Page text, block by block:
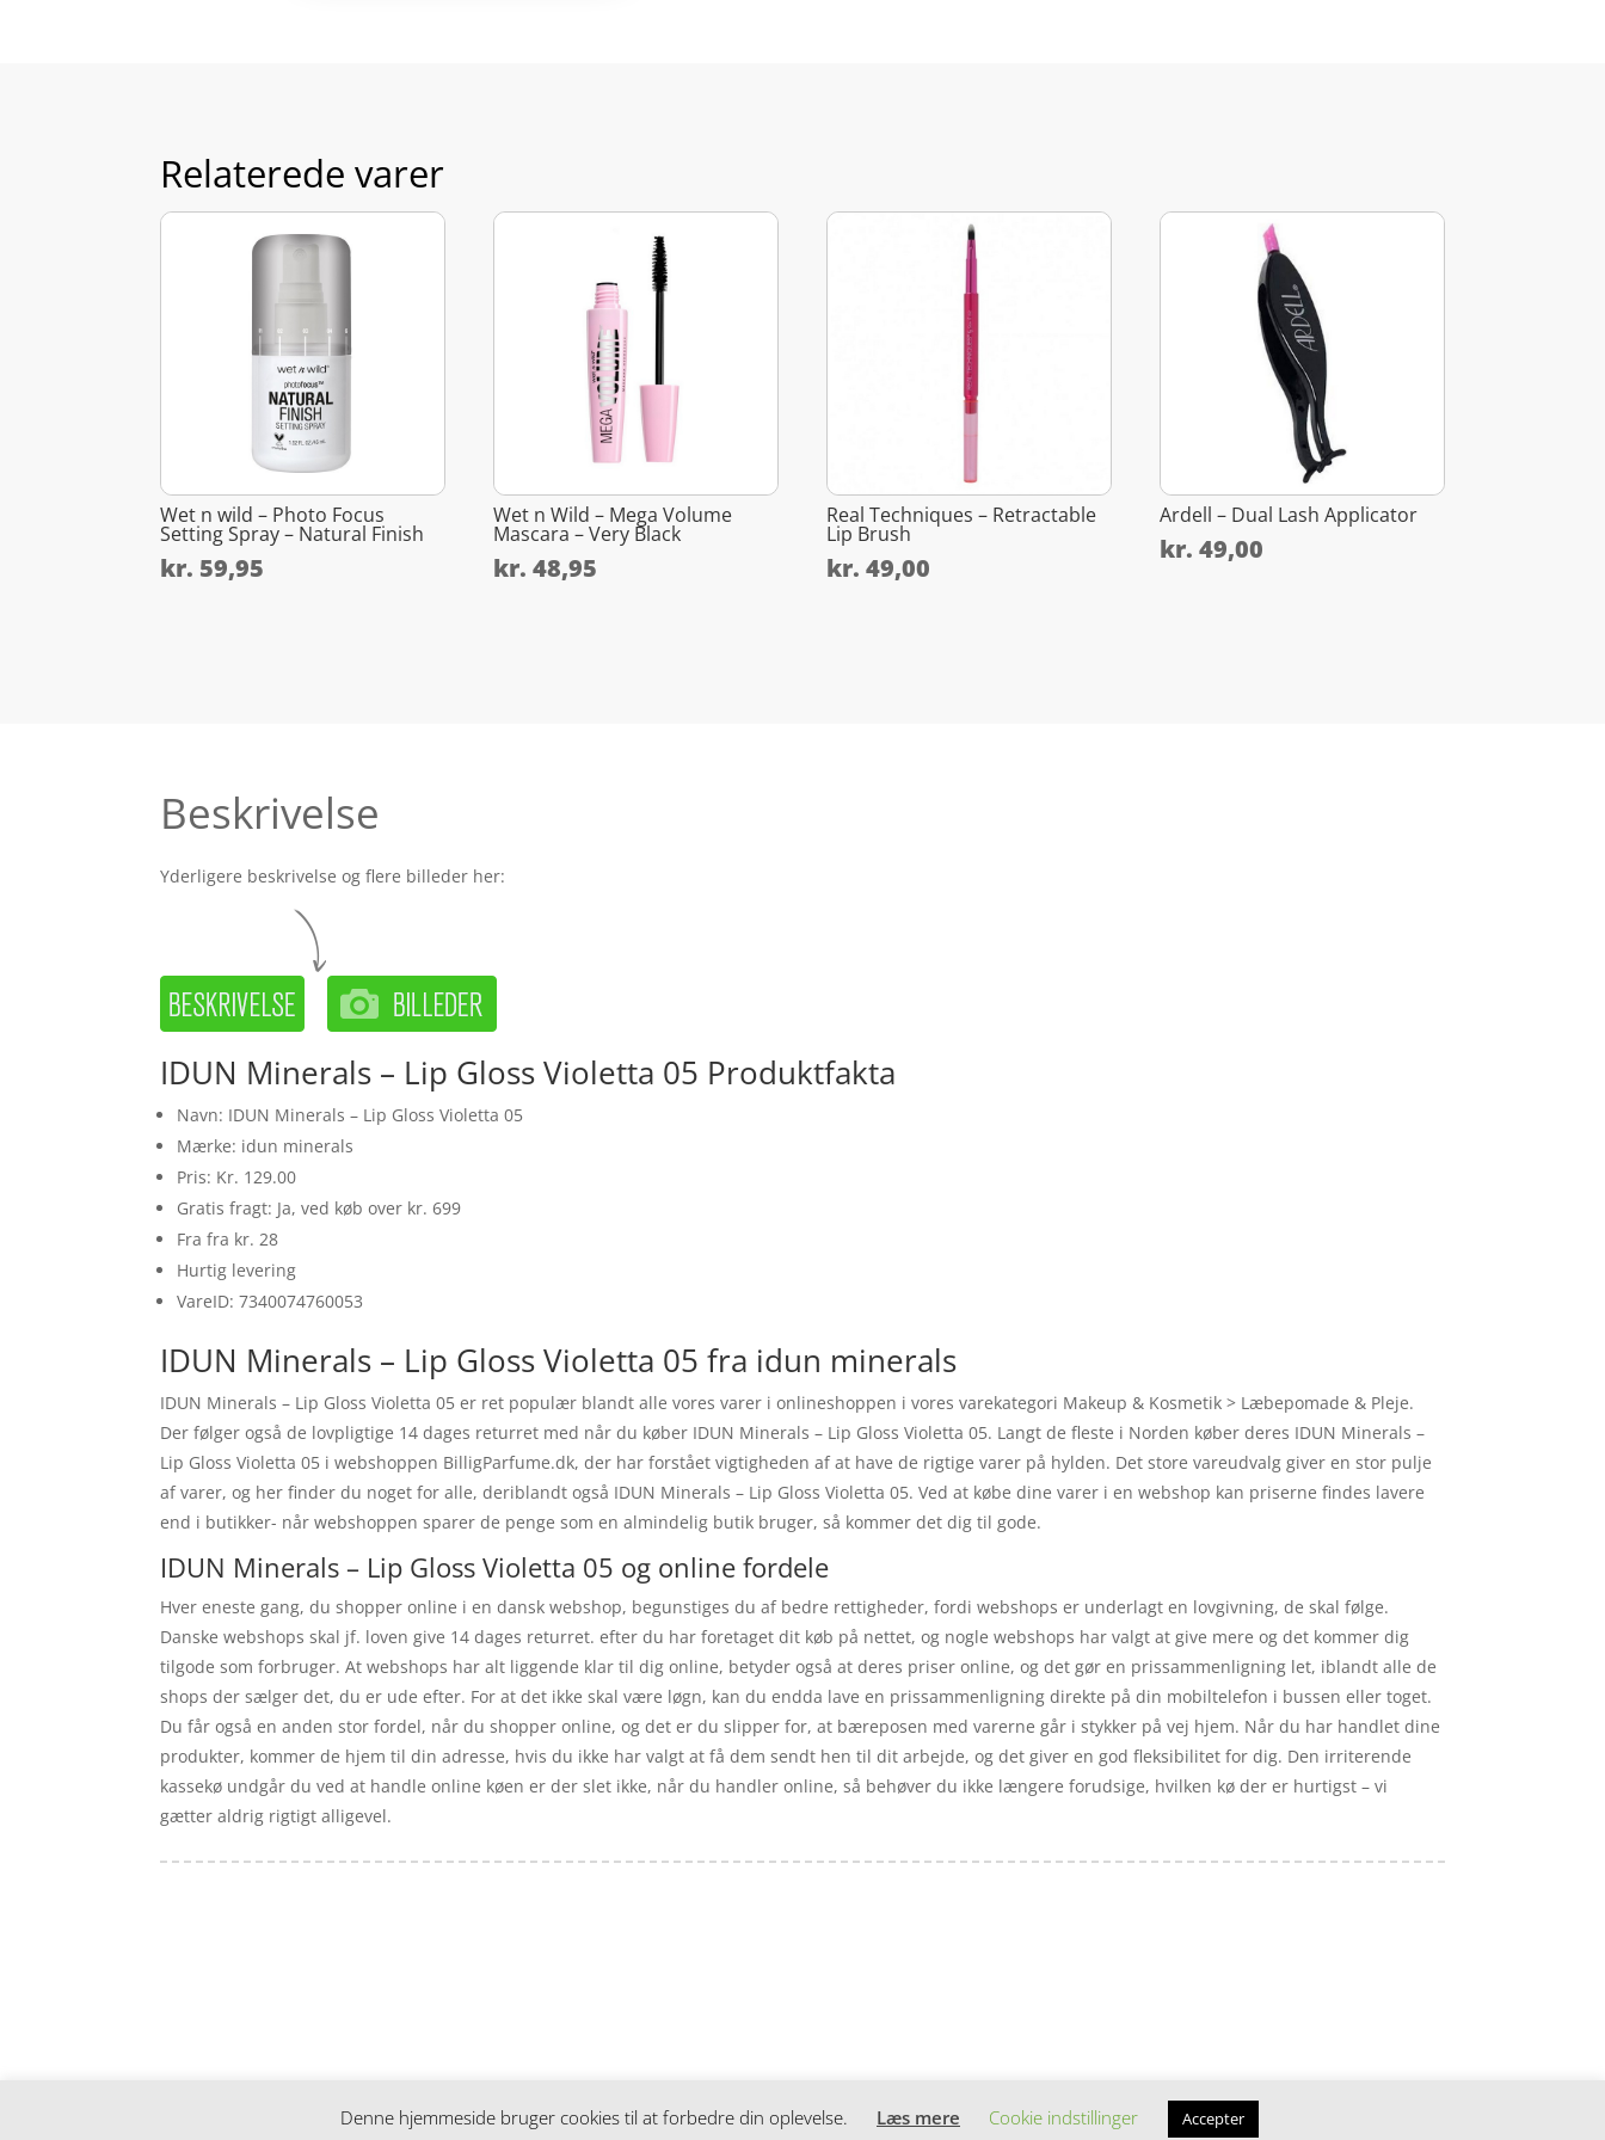
Relaterede varer
Wet n wild – Photo Focus
Setting Spray – Natural Finish
kr. 59,95
Wet n Wild – Mega Volume
Mascara – Very Black
kr. 48,95
Real Techniques – Retractable
Lip Brush
kr. 49,00
Ardell – Dual Lash Applicator
kr. 49,00
Beskrivelse
Yderligere beskrivelse og flere billeder her:
IDUN Minerals – Lip Gloss Violetta 05 Produktfakta
Navn: IDUN Minerals – Lip Gloss Violetta 05
Mærke: idun minerals
Pris: Kr. 129.00
Gratis fragt: Ja, ved køb over kr. 699
Fra fra kr. 28
Hurtig levering
VareID: 7340074760053
IDUN Minerals – Lip Gloss Violetta 05 fra idun minerals
IDUN Minerals – Lip Gloss Violetta 05 er ret populær blandt alle vores varer i onlineshoppen i vores varekategori Makeup & Kosmetik > Læbepomade & Pleje.
Der følger også de lovpligtige 14 dages returret med når du køber IDUN Minerals – Lip Gloss Violetta 05. Langt de fleste i Norden køber deres IDUN Minerals –
Lip Gloss Violetta 05 i webshoppen BilligParfume.dk, der har forstået vigtigheden af at have de rigtige varer på hylden. Det store vareudvalg giver en stor pulje
af varer, og her finder du noget for alle, deriblandt også IDUN Minerals – Lip Gloss Violetta 05. Ved at købe dine varer i en webshop kan priserne findes lavere
end i butikker- når webshoppen sparer de penge som en almindelig butik bruger, så kommer det dig til gode.
IDUN Minerals – Lip Gloss Violetta 05 og online fordele
Hver eneste gang, du shopper online i en dansk webshop, begunstiges du af bedre rettigheder, fordi webshops er underlagt en lovgivning, de skal følge.
Danske webshops skal jf. loven give 14 dages returret. efter du har foretaget dit køb på nettet, og nogle webshops har valgt at give mere og det kommer dig
tilgode som forbruger. At webshops har alt liggende klar til dig online, betyder også at deres priser online, og det gør en prissammenligning let, iblandt alle de
shops der sælger det, du er ude efter. For at det ikke skal være løgn, kan du endda lave en prissammenligning direkte på din mobiltelefon i bussen eller toget.
Du får også en anden stor fordel, når du shopper online, og det er du slipper for, at bæreposen med varerne går i stykker på vej hjem. Når du har handlet dine
produkter, kommer de hjem til din adresse, hvis du ikke har valgt at få dem sendt hen til dit arbejde, og det giver en god fleksibilitet for dig. Den irriterende
kassekø undgår du ved at handle online køen er der slet ikke, når du handler online, så behøver du ikke længere forudsige, hvilken kø der er hurtigst – vi
gætter aldrig rigtigt alligevel.
Denne hjemmeside bruger cookies til at forbedre din oplevelse. Læs mere Cookie indstillinger Accepter